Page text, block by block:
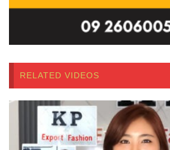
RELATED VIDEOS